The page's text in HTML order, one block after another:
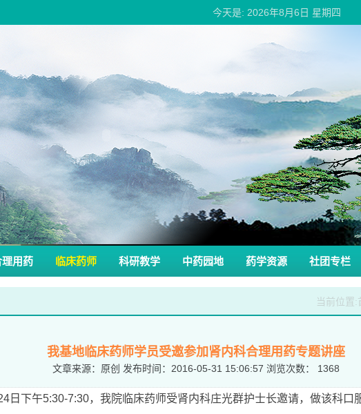
今天是: 2026年8月6日 星期四
理用药 临床药师 科研教学 中药园地 药学资源 社团专栏
当前位置:
我基地临床药师学员受邀参加肾内科合理用药专题讲座
文章来源： 原创 发布时间： 2016-05-31 15:06:57 浏览次数： 1368
日下午5:30-7:30，我院临床药师受肾内科庄光群护士长邀请，做该科口